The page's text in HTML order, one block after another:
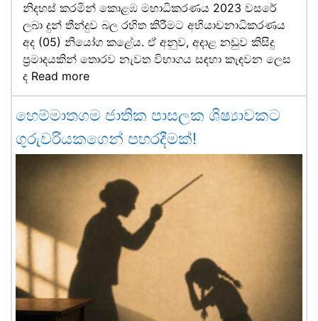
නිදහස් කරමින් කොළඹ මහාධිකරණය 2023 වසරේ
ලබා දුන් තීන්දුව බල රහිත කිරීමට අභියාචනාධිකරණය
අද (05) නියෝග කළේය. ඒ අනුව, අදාළ නඩුව කිසිදු
ප්‍රමාදයකින් තොරව නැවත විභාගය සඳහා කැඳවන ලෙස
ද Read more
හෙම්මාතගම ජාතික පාසලක ශිෂ්‍යාවකට
ගුරුවරියකගෙන් පහරදීමක්!